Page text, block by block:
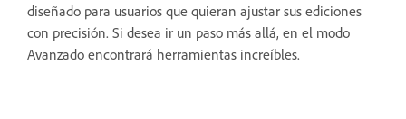
diseñado para usuarios que quieran ajustar sus ediciones
con precisión. Si desea ir un paso más allá, en el modo
Avanzado encontrará herramientas increíbles.